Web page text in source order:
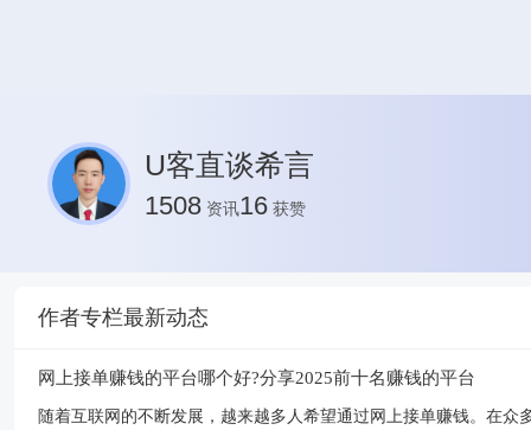
U客直谈希言
1508 资讯16 获赞
作者专栏最新动态
网上接单赚钱的平台哪个好?分享2025前十名赚钱的平台
随着互联网的不断发展，越来越多人希望通过网上接单赚钱。在